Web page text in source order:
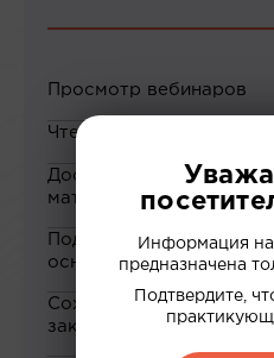
Просмотр вебинаров
Чтение статей
Доступ к закрытым
материалам
Подборка материалов
основе ваших
Сохранение
закладки
Информация
предназначена
Подтвердите,